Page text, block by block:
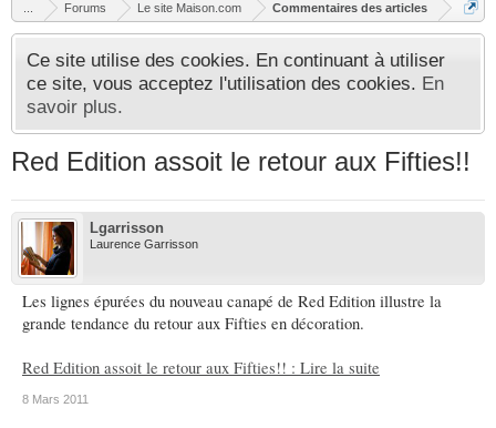
Forums Le site Maison.com Commentaires des articles
Ce site utilise des cookies. En continuant à utiliser
ce site, vous acceptez l'utilisation des cookies. En
savoir plus.
Red Edition assoit le retour aux Fifties!!
Lgarrisson
Laurence Garrisson
Les lignes épurées du nouveau canapé de Red Edition illustre la
grande tendance du retour aux Fifties en décoration.
Red Edition assoit le retour aux Fifties!! : Lire la suite
8 Mars 2011